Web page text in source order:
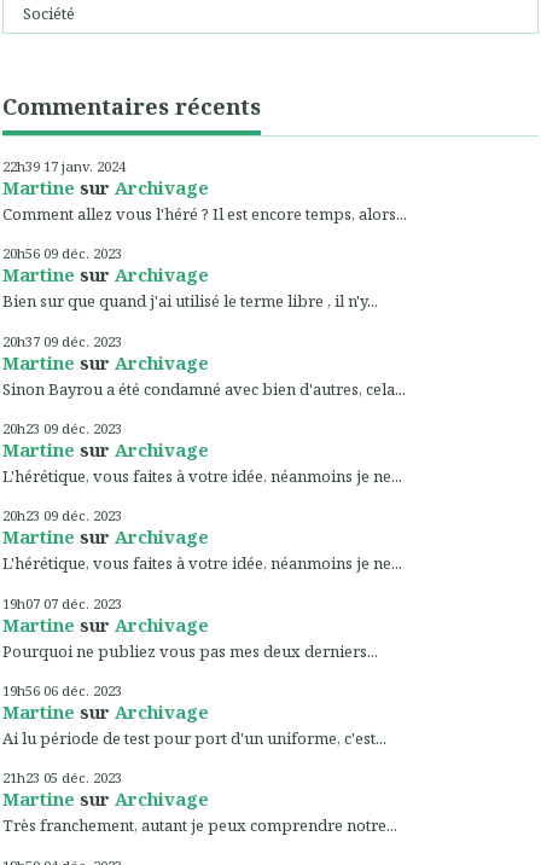
Société
Commentaires récents
22h39 17 janv. 2024
Martine sur Archivage
Comment allez vous l'héré ? Il est encore temps, alors...
20h56 09 déc. 2023
Martine sur Archivage
Bien sur que quand j'ai utilisé le terme libre , il n'y...
20h37 09 déc. 2023
Martine sur Archivage
Sinon Bayrou a été condamné avec bien d'autres, cela...
20h23 09 déc. 2023
Martine sur Archivage
L'hérétique, vous faites à votre idée, néanmoins je ne...
20h23 09 déc. 2023
Martine sur Archivage
L'hérétique, vous faites à votre idée, néanmoins je ne...
19h07 07 déc. 2023
Martine sur Archivage
Pourquoi ne publiez vous pas mes deux derniers...
19h56 06 déc. 2023
Martine sur Archivage
Ai lu période de test pour port d'un uniforme, c'est...
21h23 05 déc. 2023
Martine sur Archivage
Très franchement, autant je peux comprendre notre...